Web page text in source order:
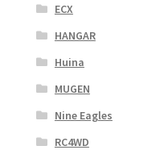
ECX
HANGAR
Huina
MUGEN
Nine Eagles
RC4WD